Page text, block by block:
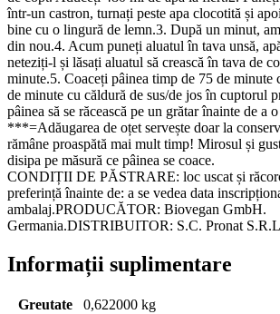
într-un castron, turnați peste apa clocotită și
bine cu o lingură de lemn.3. După un minut,
din nou.4. Acum puneți aluatul în tava unsă,
neteziți-l și lăsați aluatul să crească în tava de
minute.5. Coaceți pâinea timp de 75 de minute
de minute cu căldură de sus/de jos în cuptorul
pâinea să se răcească pe un grătar înainte de a
***=Adăugarea de oțet servește doar la
rămâne proaspătă mai mult timp! Mirosul și
disipa pe măsură ce pâinea se coace.
CONDIȚII DE PĂSTRARE: loc uscat și
preferință înainte de: a se vedea data
ambalaj.PRODUCĂTOR: Biovegan GmbH.
Germania.DISTRIBUITOR: S.C. Pronat
Informații suplimentare
Greutate
0,622000 kg